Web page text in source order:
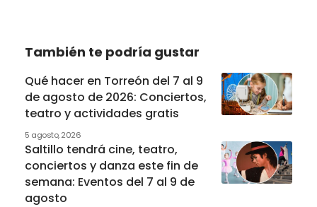
También te podría gustar
Qué hacer en Torreón del 7 al 9
de agosto de 2026: Conciertos,
teatro y actividades gratis
5 agosto, 2026
Saltillo tendrá cine, teatro,
conciertos y danza este fin de
semana: Eventos del 7 al 9 de
agosto